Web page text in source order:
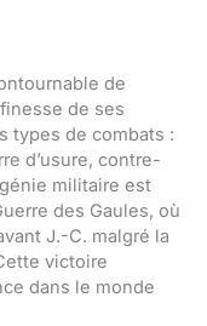
de
de ses
types de combats :
d’usure, contre-
militaire est
des Gaules, où
J.-C. malgré la
victoire
dans le monde